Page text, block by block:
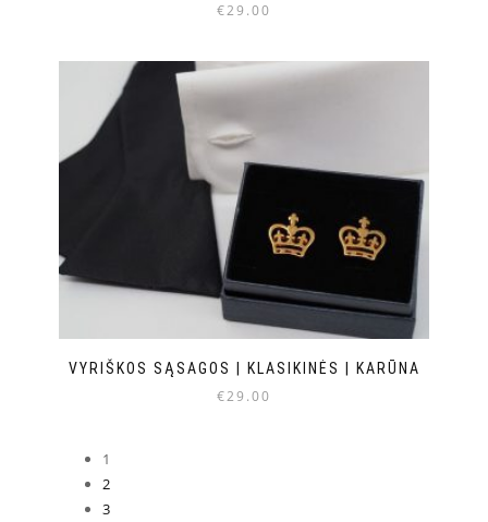
€29.00
VYRIŠKOS SĄSAGOS | KLASIKINĖS | KARŪNA
€29.00
1
2
3